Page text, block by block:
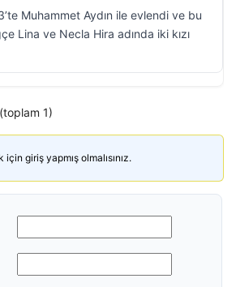
Muhammet Aydın ile evlendi ve bu
Lina ve Necla Hira adında iki kızı
1)
giriş yapmış olmalısınız.